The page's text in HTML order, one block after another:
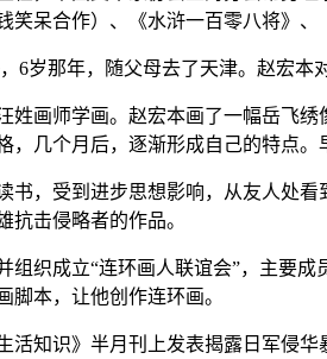
钱笑呆合作）、《水浒一百零八将》、
6岁那年，随父母去了天津。赵宏
姓画师学画。赵宏本画了一幅岳飞
，几个月后，逐渐形成自己的特点
书，受到进步思想影响，从友人处
抗击侵略者的作品。
组织成立“连环画人联谊会”，主要
脚本，让他创作连环画。
活知识》半月刊上发表揭露日军侵